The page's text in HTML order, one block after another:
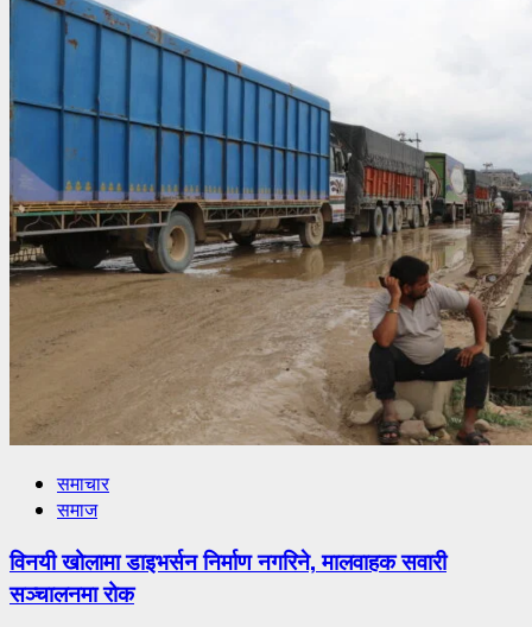
समाचार
समाज
विनयी खोलामा डाइभर्सन निर्माण नगरिने, मालवाहक सवारी
सञ्चालनमा रोक